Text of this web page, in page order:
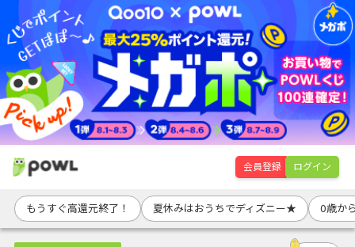
会員登録 ログイン
もうすぐ高還元終了！ 夏休みはおうちでディズニー★ 0歳か